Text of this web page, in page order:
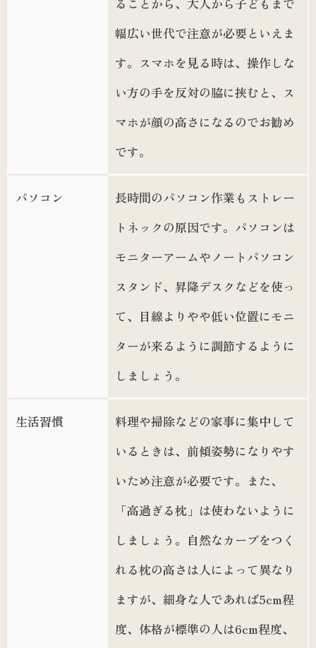
幅広い世代で注意が必要といえま
す。スマホを見る時は、操作しな
い方の手を反対の脇に挟むと、ス
マホが顔の高さになるのでお勧め
です。
パソコン
長時間のパソコン作業もストレー
トネックの原因です。パソコンは
モニターアームやノートパソコン
スタンド、昇降デスクなどを使っ
て、目線よりやや低い位置にモニ
ターが来るように調節するように
しましょう。
生活習慣
料理や掃除などの家事に集中して
いるときは、前傾姿勢になりやす
いため注意が必要です。また、
「高過ぎる枕」は使わないように
しましょう。自然なカーブをつく
れる枕の高さは人によって異なり
ますが、細身な人であれば5cm程
度、体格が標準の人は6cm程度、